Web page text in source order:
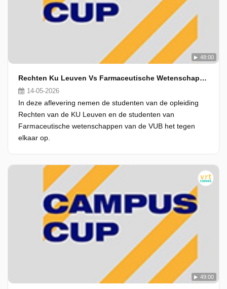
48:00
Rechten Ku Leuven Vs Farmaceutische Wetenschappen Vub
14-05-2026
In deze aflevering nemen de studenten van de opleiding
Rechten van de KU Leuven en de studenten van
Farmaceutische wetenschappen van de VUB het tegen
elkaar op.
49:00